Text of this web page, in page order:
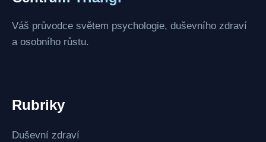
Váš průvodce světem psychologie, duševního zdraví
a osobního růstu.
Rubriky
Duševní zdraví